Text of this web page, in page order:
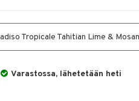
Tropicale Tahitian Lime &
Varastossa, lähetetään heti